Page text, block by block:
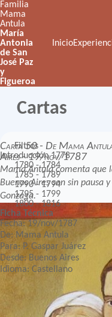
Familia
Mama
Antula
María
Antonia
de San
José Paz
y
Figueroa
Inicio
Cartas
Filtros
Introducción 1778
1780 - 1784
1785 - 1789
1790 - 1794
1795 - 1799
1800 - 1816
Ficha Técnica
Fecha: 19/nov/1787
De: Mama Antula
Para: P. Gaspar Juárez
Desde: Buenos Aires
Idioma: Castellano
Carta 50 - De Mama
Aires - 19/nov/1787
Mama Antula comenta que
Buenos Aires son sin pausa
Gonzaga.